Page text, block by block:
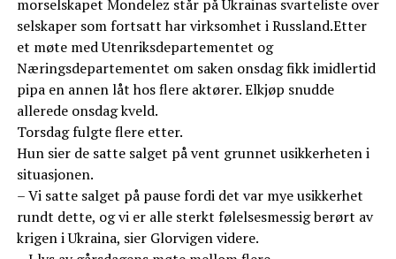
morselskapet Mondelez står på Ukrainas svarteliste over
selskaper som fortsatt har virksomhet i Russland.Etter
et møte med Utenriksdepartementet og
Næringsdepartementet om saken onsdag fikk imidlertid
pipa en annen låt hos flere aktører. Elkjøp snudde
allerede onsdag kveld.
Torsdag fulgte flere etter.
Hun sier de satte salget på vent grunnet usikkerheten i
situasjonen.
– Vi satte salget på pause fordi det var mye usikkerhet
rundt dette, og vi er alle sterkt følelsesmessig berørt av
krigen i Ukraina, sier Glorvigen videre.